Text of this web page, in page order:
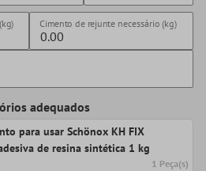
Cimento de rejunte necessário (kg)
adequados
para usar Schönox KH FIX
de resina sintética 1 kg
1 Peça(s)